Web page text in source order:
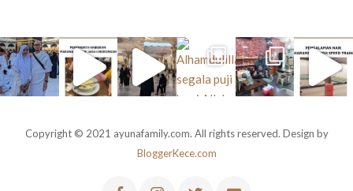
Copyright © 2021 ayunafamily.com. All rights reserved. Design by
BloggerKece.com